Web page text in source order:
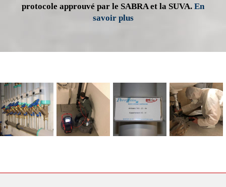
protocole approuvé par le SABRA et la SUVA. En
savoir plus